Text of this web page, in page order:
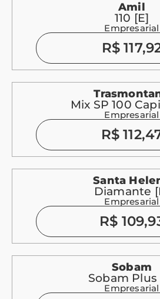
Amil
110 [E]
Empresarial
R$
Mix SP 100
Empresarial
R$
Santa
Diamante
Empresarial
R$
Sobam
Sobam Plus
Empresarial